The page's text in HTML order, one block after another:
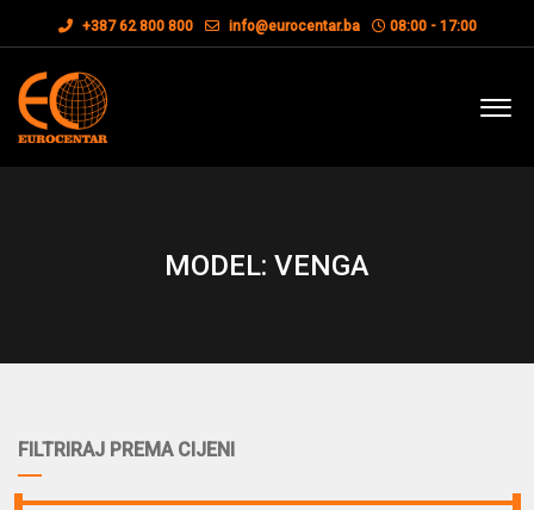
+387 62 800 800 info@eurocentar.ba 08:00 - 17:00
MODEL: VENGA
FILTRIRAJ PREMA CIJENI